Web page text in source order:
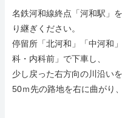
名鉄河和線終点「河和駅」
り継ぎください。
停留所「北河和」「中河和
科・内科前」で下車し、
少し戻った右方向の川沿い
50ｍ先の路地を右に曲がり